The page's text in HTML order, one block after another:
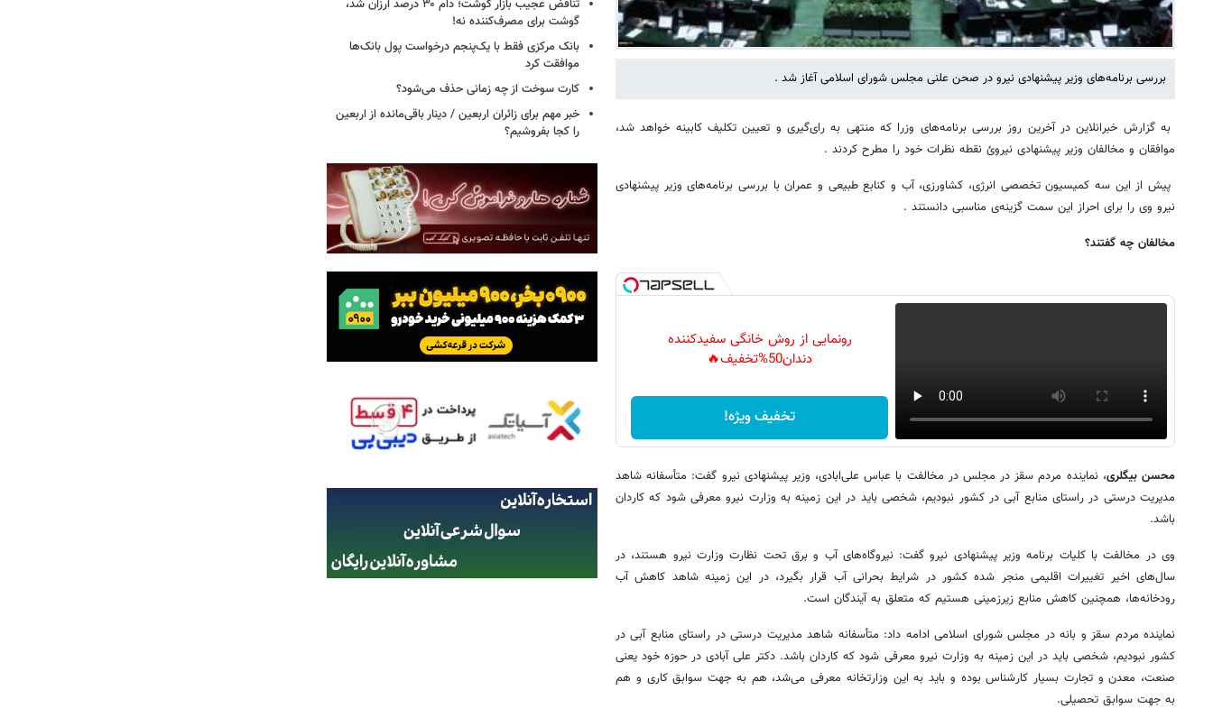
بررسی برنامه‌های وزیر پیشنهادی نیرو در صحن علنی مجلس شورای اسلامی آغاز شد .
به گزارش خبرانلاین در آخرین روز بررسی برنامه‌های وزرا که منتهی به رای‌گیری و تعیین تکلیف کابینه خواهد شد،
موافقان و مخالفان وزیر پیشنهادی نیروئ نقطه نظرات خود را مطرح کردند .
پیش از این سه کمیسیون تخصصی انرژی، کشاورزی، آب و کنابع طبیعی و عمران با بررسی برنامه‌های وزیر پیشنهادی
نیرو وی را برای احراز این سمت گزینه‌ی مناسبی دانستند .
مخالفان چه گفتند؟
رونمایی از روش خانگی سفیدکننده
دندان50%تخفیف🔥
تخفیف ویژه!
محسن بیگلری، نماینده مردم سقز در مجلس در مخالفت با عباس علی‌ابادی، وزیر پیشنهادی نیرو گفت: متأسفانه شاهد
مدیریت درستی در راستای منابع آبی در کشور نبودیم، شخصی باید در این زمینه به وزارت نیرو معرفی شود که کاردان
باشد.
وی در مخالفت با کلیات برنامه وزیر پیشنهادی نیرو گفت: نیروگاه‌های آب و برق تحت نظارت وزارت نیرو هستند، در
سال‌های اخیر تغییرات اقلیمی منجر شده کشور در شرایط بحرانی آب قرار بگیرد، در این زمینه شاهد کاهش آب
رودخانه‌ها، همچنین کاهش منابع زیرزمینی هستیم که متعلق به آیندگان است.
نماینده مردم سقز و بانه در مجلس شورای اسلامی ادامه داد: متأسفانه شاهد مدیریت درستی در راستای منابع آبی در
کشور نبودیم، شخصی باید در این زمینه به وزارت نیرو معرفی شود که کاردان باشد. دکتر علی آبادی در حوزه خود یعنی
صنعت، معدن و تجارت بسیار کارشناس بوده و باید به این وزارتخانه معرفی می‌شد، هم به جهت سوابق کاری و هم
به جهت سوابق تحصیلی.
تناقض عجیب بازار گوشت؛ دام ۳۰ درصد ارزان شد،
گوشت برای مصرف‌کننده نه!
بانک مرکزی فقط با یک‌‎پنجم درخواست پول بانک‌ها
موافقت کرد
کارت سوخت از چه زمانی حذف می‌شود؟
خبر مهم برای زائران اربعین / دینار باقی‌مانده از اربعین
را کجا بفروشیم؟